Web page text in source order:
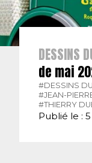
DESSINS
de mai
#DESSINS
#JEAN-
#THIERRY
Publié le :